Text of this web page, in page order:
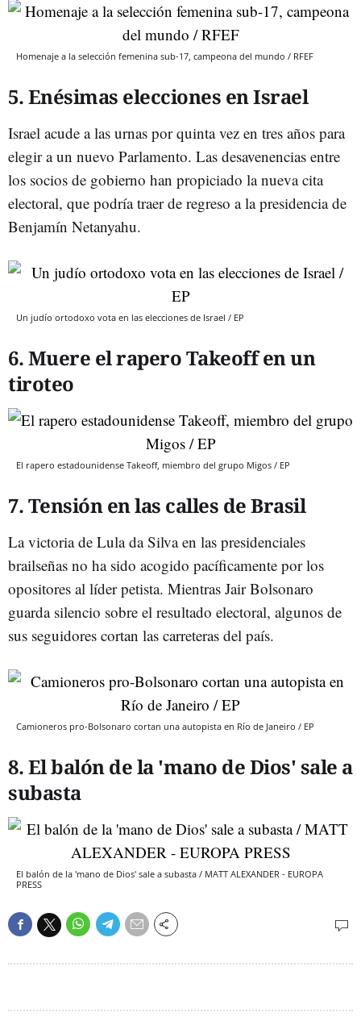
Homenaje a la selección femenina sub-17, campeona del mundo / RFEF
5. Enésimas elecciones en Israel
Israel acude a las urnas por quinta vez en tres años para
elegir a un nuevo Parlamento. Las desavenencias entre
los socios de gobierno han propiciado la nueva cita
electoral, que podría traer de regreso a la presidencia de
Benjamín Netanyahu.
Un judío ortodoxo vota en las elecciones de Israel / EP
6. Muere el rapero Takeoff en un
tiroteo
El rapero estadounidense Takeoff, miembro del grupo Migos / EP
7. Tensión en las calles de Brasil
La victoria de Lula da Silva en las presidenciales
brailseñas no ha sido acogido pacíficamente por los
opositores al líder petista. Mientras Jair Bolsonaro
guarda silencio sobre el resultado electoral, algunos de
sus seguidores cortan las carreteras del país.
Camioneros pro-Bolsonaro cortan una autopista en Río de Janeiro / EP
8. El balón de la 'mano de Dios' sale a
subasta
El balón de la 'mano de Dios' sale a subasta / MATT ALEXANDER - EUROPA
PRESS